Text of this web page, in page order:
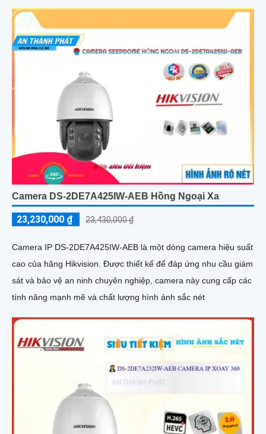
Camera DS-2DE7A425IW-AEB Hồng Ngoại Xa
23,230,000 ₫ 23,430,000 ₫
Camera IP DS-2DE7A425IW-AEB là một dòng camera hiệu suất
cao của hãng Hikvision. Được thiết kế để đáp ứng nhu cầu giám
sát và bảo vệ an ninh chuyên nghiệp, camera này cung cấp các
tính năng mạnh mẽ và chất lượng hình ảnh sắc nét